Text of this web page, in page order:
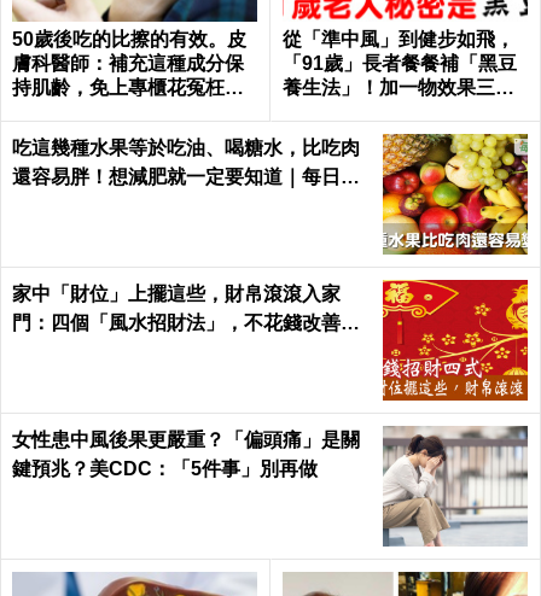
50歲後吃的比擦的有效。皮
膚科醫師：補充這種成分保
持肌齡，免上專櫃花冤枉錢
從「準中風」到健步如飛，
「91歲」長者餐餐補「黑豆
養生法」！加一物效果三級
吃這幾種水果等於吃油、喝糖水，比吃肉
還容易胖！想減肥就一定要知道｜每日健
家中「財位」上擺這些，財帛滾滾入家
門：四個「風水招財法」，不花錢改善全
女性患中風後果更嚴重？「偏頭痛」是關
鍵預兆？美CDC：「5件事」別再做